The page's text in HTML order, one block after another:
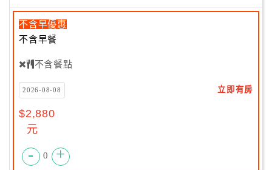
不含早優惠
不含早餐
不含餐點
2026-08-08 立即有房
$2,880
元
- 0 +